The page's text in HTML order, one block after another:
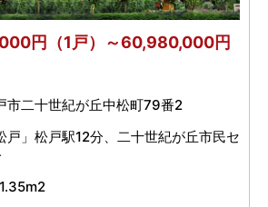
円（1戸）～60,980,000円
市二十世紀が丘中松町79番2
戸」松戸駅12分、二十世紀が丘市民セ